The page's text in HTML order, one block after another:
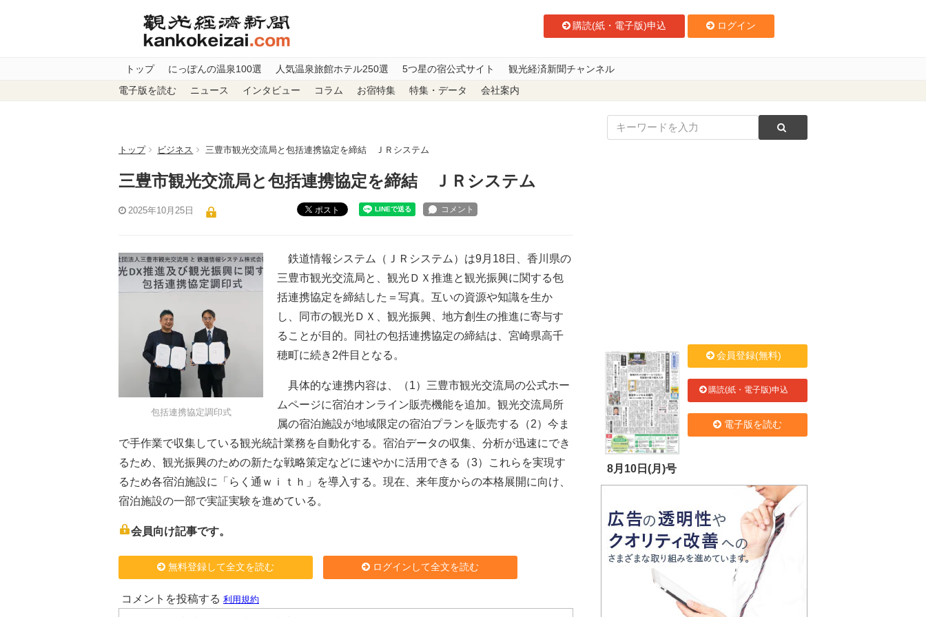
購読(紙・電子版)申込 ログイン
トップ にっぽんの温泉100選 人気温泉旅館ホテル250選 5つ星の宿公式サイト 観光経済新聞チャンネル
電子版を読む ニュース インタビュー コラム お宿特集 特集・データ 会社案内
トップ ビジネス 三豊市観光交流局と包括連携協定を締結 ＪＲシステム
三豊市観光交流局と包括連携協定を締結 ＪＲシステム
2025年10月25日 ポスト
包括連携協定調印式
鉄道情報システム（ＪＲシステム）は9月18日、香川県の
三豊市観光交流局と、観光ＤＸ推進と観光振興に関する包
括連携協定を締結した＝写真。互いの資源や知識を生か
し、同市の観光ＤＸ、観光振興、地方創生の推進に寄与す
ることが目的。同社の包括連携協定の締結は、宮崎県高千
穂町に続き2件目となる。
具体的な連携内容は、（1）三豊市観光交流局の公式ホー
ムページに宿泊オンライン販売機能を追加。観光交流局所
属の宿泊施設が地域限定の宿泊プランを販売する（2）今ま
で手作業で収集している観光統計業務を自動化する。宿泊データの収集、分析が迅速にでき
るため、観光振興のための新たな戦略策定などに速やかに活用できる（3）これらを実現す
るため各宿泊施設に「らく通ｗｉｔｈ」を導入する。現在、来年度からの本格展開に向け、
宿泊施設の一部で実証実験を進めている。
会員向け記事です。
無料登録して全文を読む ログインして全文を読む
8月10日(月)号
会員登録(無料)
購読(紙・電子版)申込
電子版を読む